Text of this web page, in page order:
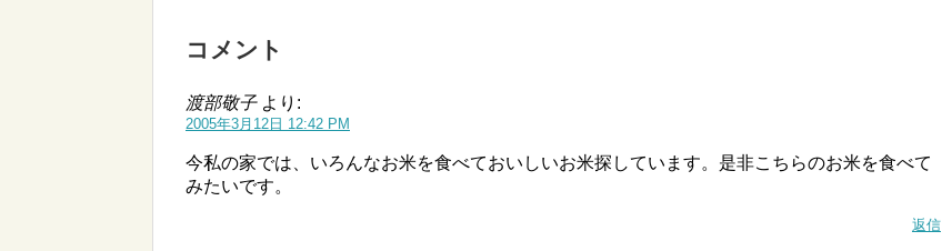
コメント
渡部敬子 より:
2005年3月12日 12:42 PM
今私の家では、いろんなお米を食べておいしいお米探しています。是非こちらのお米を食べて
みたいです。
返信